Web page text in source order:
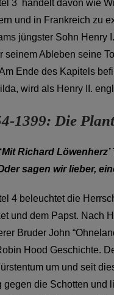
3 handelt davon wie
und in Frankreich zu
jüngster Sohn Henry
seinem Ableben seine
Ende des Kapitels
wird als Henry II.
1399: Die
Richard
sagen wir lieber,
4 beleuchtet die
und dem Papst. Nach
Bruder John
Hood Geschichte.
um und seit
gegen die Schotten und